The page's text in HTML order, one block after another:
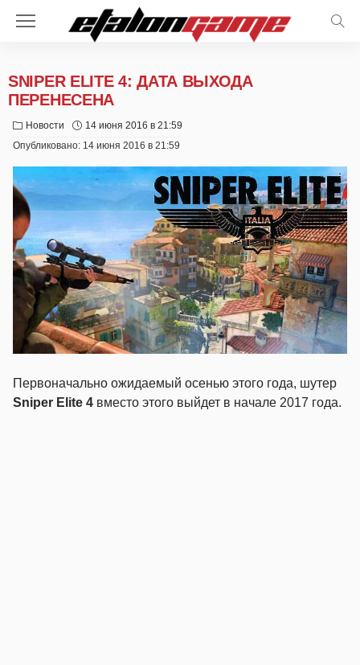
SNIPER ELITE 4: ДАТА ВЫХОДА
ПЕРЕНЕСЕНА
Новости
14 июня 2016 в 21:59
Опубликовано: 14 июня 2016 в 21:59
Первоначально ожидаемый осенью этого года, шутер
Sniper Elite 4 вместо этого выйдет в начале 2017 года.